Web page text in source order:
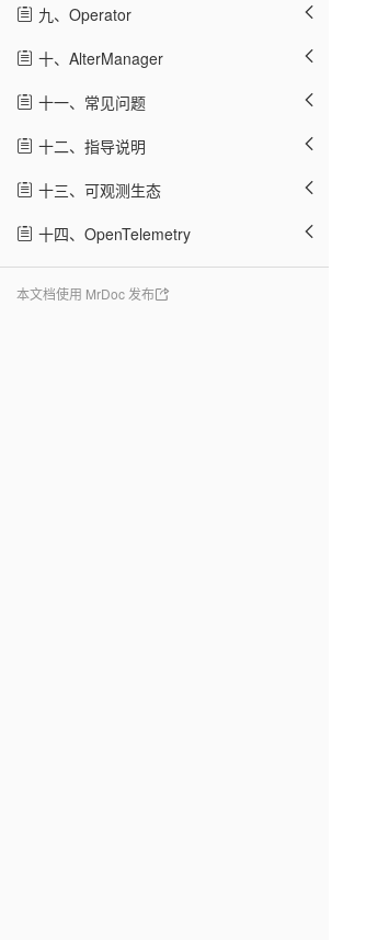
九、Operator
十、AlterManager
十一、常见问题
十二、指导说明
十三、可观测生态
十四、OpenTelemetry
本文档使用 MrDoc 发布